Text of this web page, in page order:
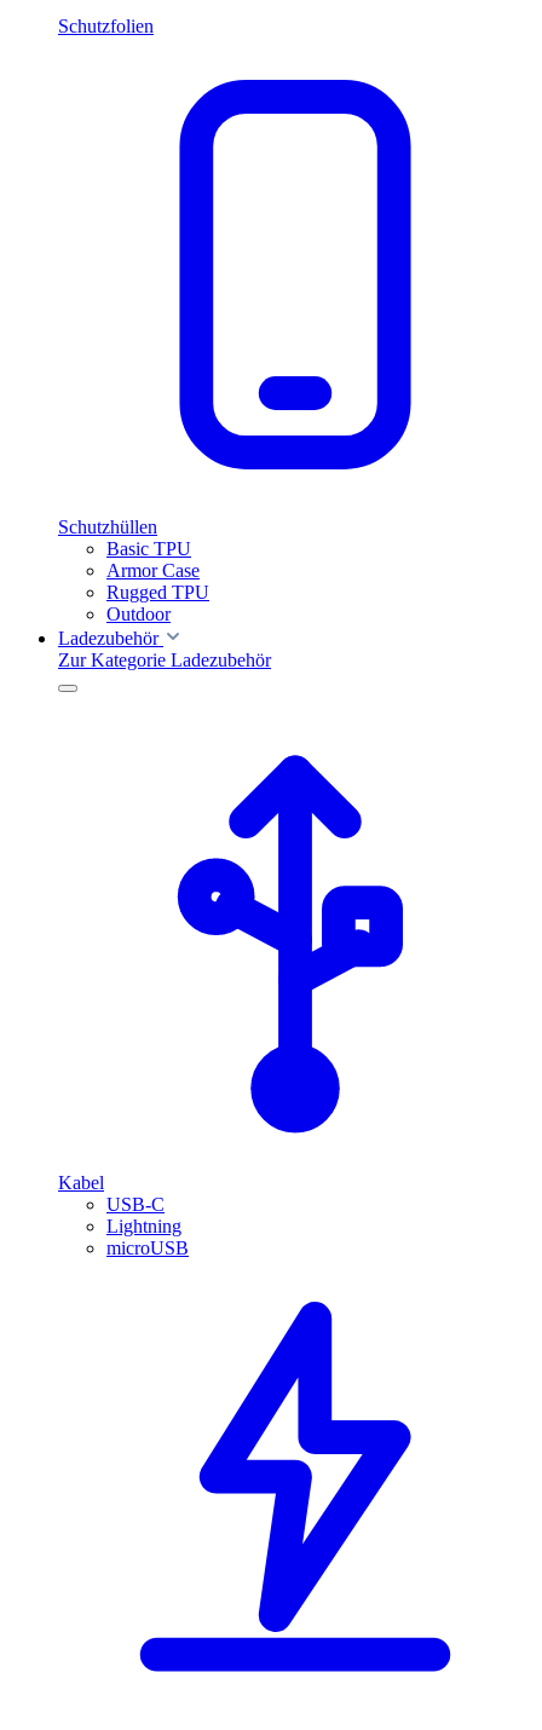
Schutzfolien
Schutzhüllen
Basic TPU
Armor Case
Rugged TPU
Outdoor
Ladezubehör
Zur Kategorie Ladezubehör
Kabel
USB-C
Lightning
microUSB